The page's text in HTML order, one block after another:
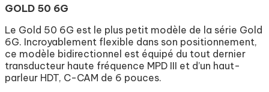
GOLD 50 6G
Le Gold 50 6G est le plus petit modèle de la série Gold
6G. Incroyablement flexible dans son positionnement,
ce modèle bidirectionnel est équipé du tout dernier
transducteur haute fréquence MPD III et d’un haut-
parleur HDT, C-CAM de 6 pouces.